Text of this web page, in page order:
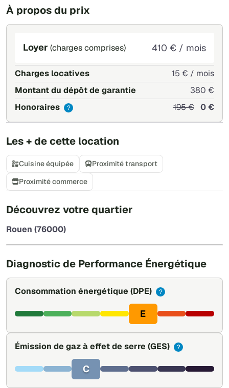
À propos du prix
Loyer (charges comprises) 410 € / mois
Charges locatives
15 € / mois
Montant du dépôt de garantie
380 €
Honoraires
? 195 € 0 €
Les + de cette location
Cuisine équipée
Proximité transport
Proximité commerce
Découvrez votre quartier
Rouen (76000)
Diagnostic de Performance Énergétique
Consommation énergétique (DPE) ?
E
Émission de gaz à effet de serre (GES) ?
C